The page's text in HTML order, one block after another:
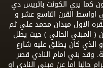
كما يري الكونت باتريس دي
القرن التاسع عشر و
1888 م و كان مقره الاول ميدان محمد علي ثم
( المبني الحالي ) حيث يطل
الذي كان يطلق عليه شارع
وقد بني امام النادي قصر
الاهرام حاليا اما عن مبني النادي او